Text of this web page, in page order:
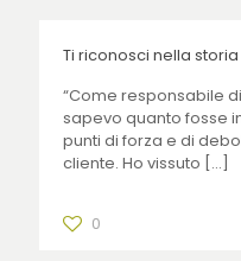
Ti riconosci nella
“Come responsabile
sapevo quanto fosse
punti di forza e di
cliente. Ho vissuto […]
0